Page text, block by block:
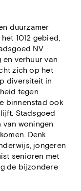
duurzamer
1012 gebied,
NV
verhuur van
zich op het
diversiteit in
tegen
binnenstad ook
Stadsgoed
woningen
Denk
jongeren
senioren met
de bijzondere